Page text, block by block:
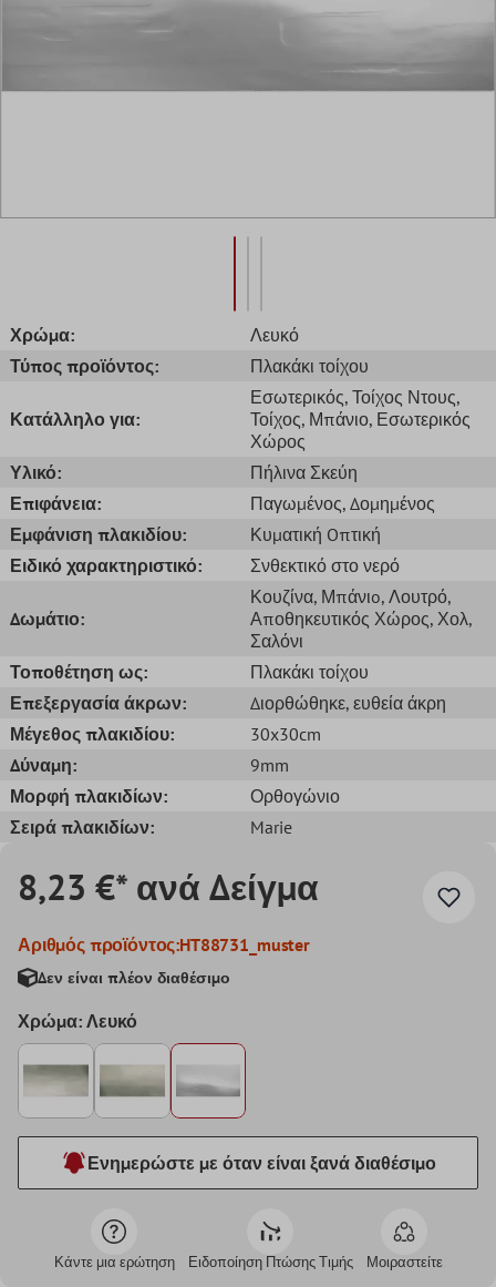
Χρώμα:
Λευκό
Τύπος προϊόντος:
Πλακάκι τοίχου
Κατάλληλο για:
Εσωτερικός, Τοίχος Ντους,
Τοίχος, Μπάνιο, Εσωτερικός
Χώρος
Υλικό:
Πήλινα Σκεύη
Επιφάνεια:
Παγωμένος, Δομημένος
Εμφάνιση πλακιδίου:
Κυματική Oπτική
Ειδικό χαρακτηριστικό:
Σνθεκτικό στο νερό
Δωμάτιο:
Κουζίνα, Μπάνιo, Λουτρό,
Αποθηκευτικός Χώρος, Χολ,
Σαλόνι
Τοποθέτηση ως:
Πλακάκι τοίχου
Επεξεργασία άκρων:
Διορθώθηκε, ευθεία άκρη
Μέγεθος πλακιδίου:
30x30cm
Δύναμη:
9mm
Μορφή πλακιδίων:
Ορθογώνιο
Σειρά πλακιδίων:
Marie
8,23 €* ανά Δείγμα
Αριθμός προϊόντος:HT88731_muster
Δεν είναι πλέον διαθέσιμο
Χρώμα: Λευκό
Ενημερώστε με όταν είναι ξανά διαθέσιμο
Κάντε μια ερώτηση Ειδοποίηση Πτώσης Τιμής Μοιραστείτε